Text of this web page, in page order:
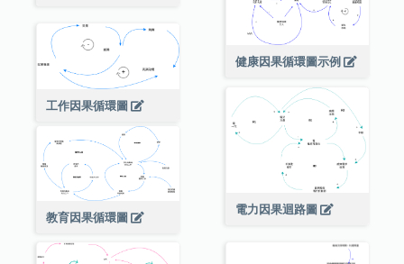
健康因果循環圖示例
工作因果循環圖
電力因果迴路圖
教育因果循環圖